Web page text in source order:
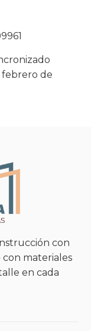
febrero de
con
con materiales
en cada